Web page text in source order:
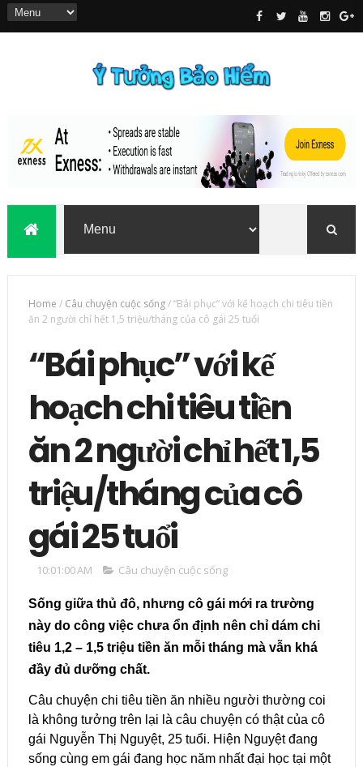
Home / Câu chuyện cuộc sống/“Bái phục” với kế hoạch chi tiêu tiền
ăn 2 người chỉ hết 1,5 triệu/tháng của cô gái 25 tuổi
“Bái phục” với kế
hoạch chi tiêu tiền
ăn 2 người chỉ hết 1,5
triệu/tháng của cô
gái 25 tuổi
10:01:00 AM Câu chuyện cuộc sống
Sống giữa thủ đô, nhưng cô gái mới ra trường
này do công việc chưa ổn định nên chỉ dám chi
tiêu 1,2 – 1,5 triệu tiền ăn mỗi tháng mà vẫn khá
đầy đủ dưỡng chất.
Câu chuyện chi tiêu tiền ăn nhiều người thường coi
là không tưởng trên lại là câu chuyện có thật của cô
gái Nguyễn Thị Nguyệt, 25 tuổi. Hiện Nguyệt đang
sống cùng em gái đang học năm nhất đại học tại một